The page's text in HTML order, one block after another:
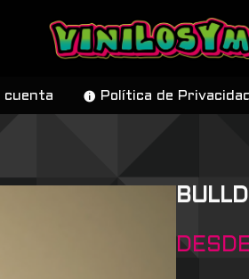
cuenta Política de Privacidad